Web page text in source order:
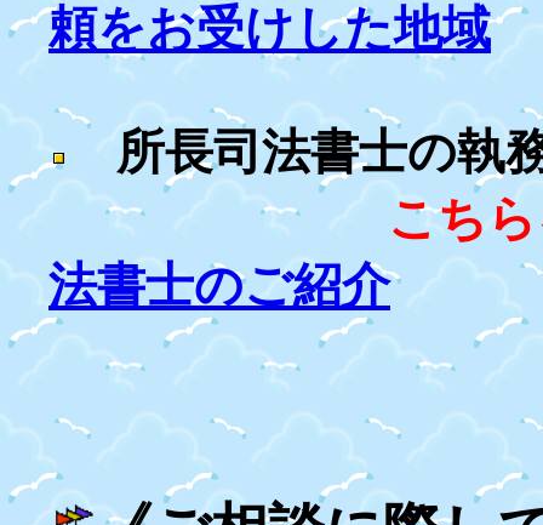
頼をお受けした地域
所長司法書士の執
こち
法書士のご紹介